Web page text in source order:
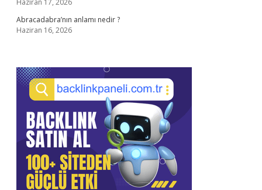
Haziran 17, 2026
Abracadabra’nın anlamı nedir ?
Haziran 16, 2026